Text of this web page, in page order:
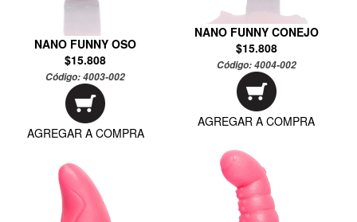
NANO FUNNY OSO
$15.808
Código:4003-002
AGREGAR A COMPRA
NANO FUNNY CONEJO
$15.808
Código:4004-002
AGREGAR A COMPRA